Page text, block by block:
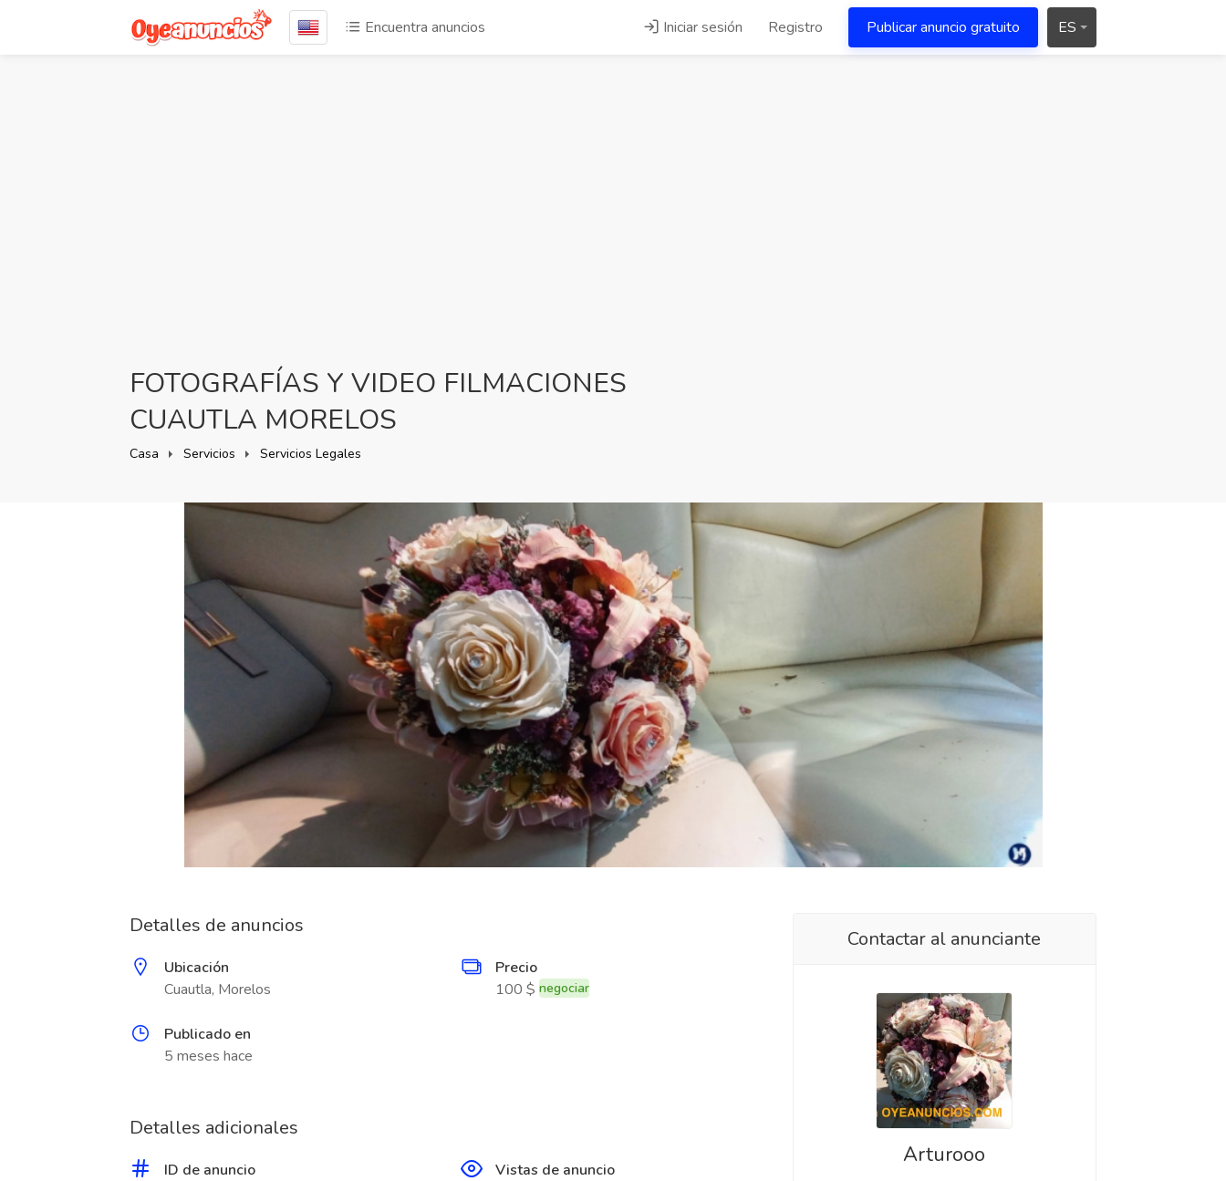
Encuentra anuncios Iniciar sesión Registro Publicar anuncio gratuito ES
FOTOGRAFÍAS Y VIDEO FILMACIONES
CUAUTLA MORELOS
Casa Servicios Servicios Legales
Detalles de anuncios
Ubicación
Cuautla, Morelos
Precio
100 $negociar
Publicado en
5 meses hace
Detalles adicionales
ID de anuncio
Vistas de anuncio
Contactar al anunciante
Arturooo